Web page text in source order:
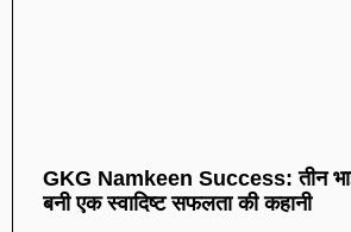
GKG Namkeen Success: तीन
बनी एक स्वादिष्ट सफलता की कहानी